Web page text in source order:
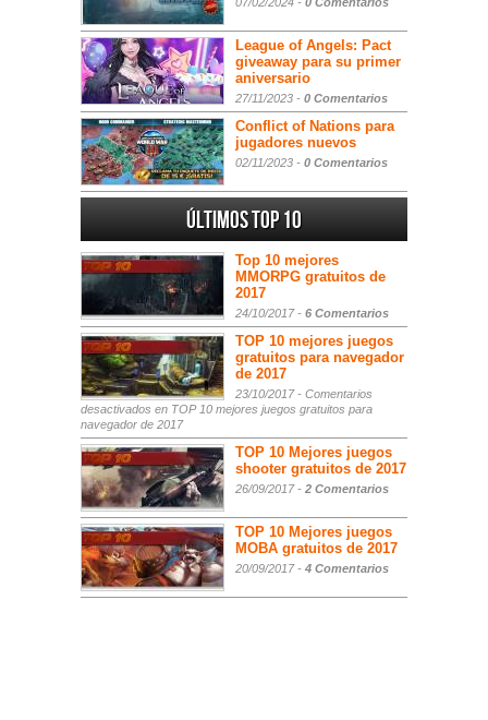
League of Angels: Pact
giveaway para su primer
aniversario
27/11/2023 - 0 Comentarios
Conflict of Nations para
jugadores nuevos
02/11/2023 - 0 Comentarios
Últimos Top 10
Top 10 mejores
MMORPG gratuitos de
2017
24/10/2017 - 6 Comentarios
TOP 10 mejores juegos
gratuitos para navegador
de 2017
23/10/2017 - Comentarios
desactivados en TOP 10 mejores juegos gratuitos para
navegador de 2017
TOP 10 Mejores juegos
shooter gratuitos de 2017
26/09/2017 - 2 Comentarios
TOP 10 Mejores juegos
MOBA gratuitos de 2017
20/09/2017 - 4 Comentarios